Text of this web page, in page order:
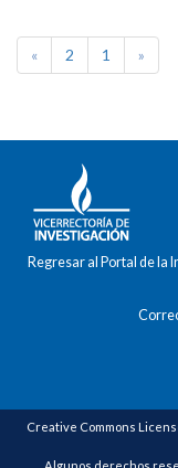
« 2 1 »
Regresar al Portal de la
Creative Commons